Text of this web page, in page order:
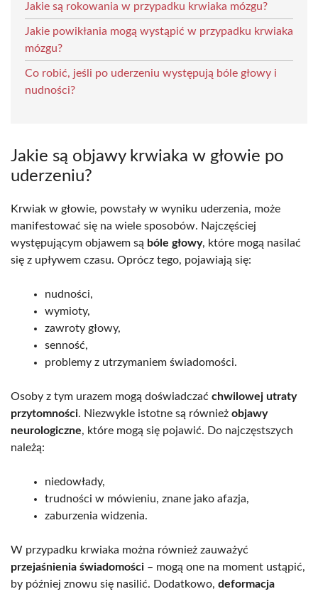
Jakie są rokowania w przypadku krwiaka mózgu?
Jakie powikłania mogą wystąpić w przypadku krwiaka
mózgu?
Co robić, jeśli po uderzeniu występują bóle głowy i
nudności?
Jakie są objawy krwiaka w głowie po
uderzeniu?
Krwiak w głowie, powstały w wyniku uderzenia, może
manifestować się na wiele sposobów. Najczęściej
występującym objawem są bóle głowy, które mogą nasilać
się z upływem czasu. Oprócz tego, pojawiają się:
nudności,
wymioty,
zawroty głowy,
senność,
problemy z utrzymaniem świadomości.
Osoby z tym urazem mogą doświadczać chwilowej utraty
przytomności. Niezwykle istotne są również objawy
neurologiczne, które mogą się pojawić. Do najczęstszych
należą:
niedowłady,
trudności w mówieniu, znane jako afazja,
zaburzenia widzenia.
W przypadku krwiaka można również zauważyć
przejaśnienia świadomości – mogą one na moment ustąpić,
by później znowu się nasilić. Dodatkowo, deformacja